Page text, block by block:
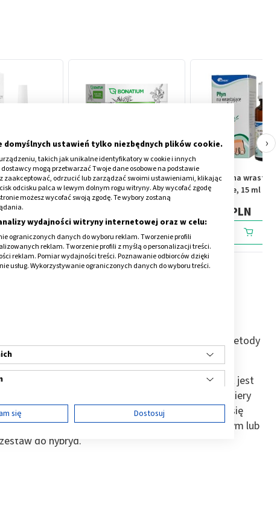
płyn
paznokcie,
Bonatium Włosy, skóra i
paznokcie fix, herbata
ziołowa, 20 szt.
TO, płyn na wrastające
paznokcie, 15 ml
14,39 PLN
›
wszystkie produkty niezbędne do wykonania
cieszą się ogromną popularnością. Do tej metody
kobiet.
hybrydowego? Na pierwszy rzut oka efekt jest
ale utrzymuje się znacznie dłużej. Lakiery
czemu nie odpryskują, nie pękają i błyszczą się
hybrydowy można wykonać w salonie kosmetycznym lub
do hybryd.
domyślnych ustawień tylko niezbędnych plików cookie.
takich jak unikalne identyfikatory w cookie i innych
mogą przetwarzać Twoje dane osobowe na podstawie
zaakceptować, odrzucić lub zarządzać swoimi ustawieniami, klikając
odcisku palca w lewym dolnym rogu witryny. Aby wycofać zgodę
możesz wycofać swoją zgodę. Te wybory zostaną
wydajności witryny internetowej oraz w celu:
ograniczonych danych do wyboru reklam. Tworzenie profili
reklam. Tworzenie profili z myślą o personalizacji treści.
reklam. Pomiar wydajności treści. Poznawanie odbiorców dzięki
usług. Wykorzystywanie ograniczonych danych do wyboru treści.
się Dostosuj